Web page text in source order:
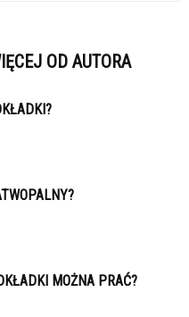
OD AUTORA
MOŻNA PRAĆ?